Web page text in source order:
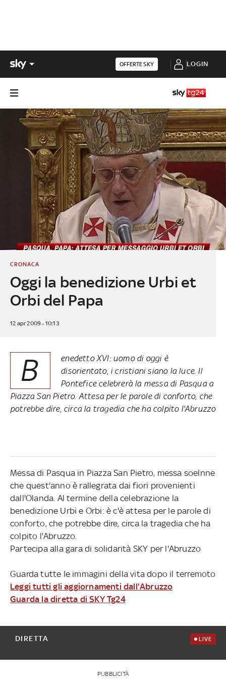
OFFERTE SKY LOGIN
Oggi la benedizione Urbi et
Orbi del Papa
CRONACA
12 apr 2009 - 10:13
B
enedetto XVI: uomo di oggi è
disorientato, i cristiani siano la luce. Il
Pontefice celebrerà la messa di Pasqua a
Piazza San Pietro. Attesa per le parole di conforto, che
potrebbe dire, circa la tragedia che ha colpito l'Abruzzo
Messa di Pasqua in Piazza San Pietro, messa soelnne
che quest'anno è rallegrata dai fiori provenienti
dall'Olanda. Al termine della celebrazione la
benedizione Urbi e Orbi: è c'è attesa per le parole di
conforto, che potrebbe dire, circa la tragedia che ha
colpito l'Abruzzo.
Partecipa alla gara di solidarità SKY per l'Abruzzo
Guarda tutte le immagini della vita dopo il terremoto
Leggi tutti gli aggiornamenti dall'Abruzzo
Guarda la diretta di SKY Tg24
DIRETTA LIVE
PUBBLICITÀ